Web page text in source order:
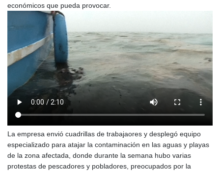
LRD 208.057415
LVL 0.699335
LYD 7.331909
MAD 10.743067
MDL 20.044751
MGA 4918.938878
MKD 61.524236
MMK 2427.363841
MNT 4157.293457
MOP 9.314584
MRU 46.338424
MUR 54.419742
MVR 17.862733
MWK 1998.775164
económicos que pueda provocar.
La empresa envió cuadrillas de trabajaores y desplegó equipo
especializado para atajar la contaminación en las aguas y playas
de la zona afectada, donde durante la semana hubo varias
protestas de pescadores y pobladores, preocupados por la